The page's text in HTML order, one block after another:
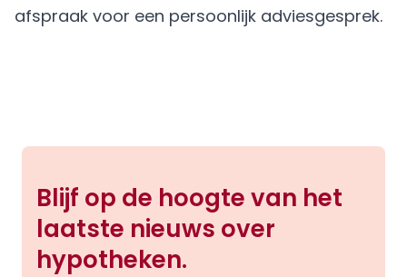
afspraak voor een persoonlijk adviesgesprek.
Blijf op de hoogte van het
laatste nieuws over
hypotheken.